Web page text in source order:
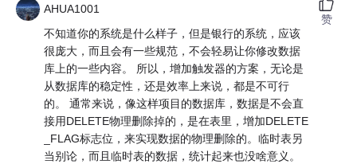
AHUA1001
不知道你的系统是什么样子，但是银行的系统，应该
很庞大，而且会有一些规范，不会轻易让你修改数据
库上的一些内容。 所以，增加触发器的方案，无论是
从数据库的稳定性，还是效率上来说，都是不可行
的。 通常来说，像这样项目的数据库，数据是不会直
接用DELETE物理删除掉的，是在表里，增加DELETE
_FLAG标志位，来实现数据的物理删除的。临时表另
当别论，而且临时表的数据，统计起来也没啥意义。
赞